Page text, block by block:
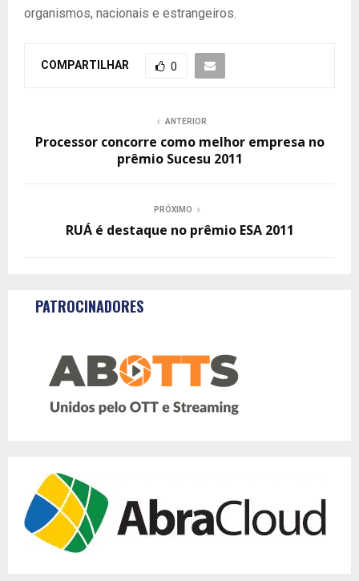
organismos, nacionais e estrangeiros.
COMPARTILHAR 0
ANTERIOR
Processor concorre como melhor empresa no
prêmio Sucesu 2011
PRÓXIMO
RUÁ é destaque no prêmio ESA 2011
PATROCINADORES